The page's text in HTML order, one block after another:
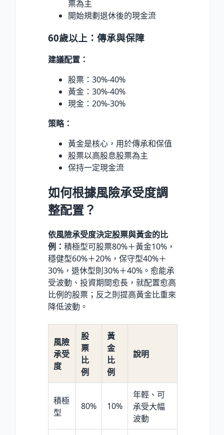
票為主
開始規劃退休後的現金流
60歲以上：傳承與保障
建議配置：
股票：30%-40%
黃金：30%-40%
現金：20%-30%
策略：
黃金是核心，用於傳承和保值
股票以高股息股票為主
保持一定現金流
如何根據風險承受度調
整配置？
依風險承受度決定股票與黃金的比
例： 積極型可股票80%＋黃金10%，
穩健型60%＋20%，保守型40%＋
30%，退休型則30%＋40%。愈能承
受波動、投資期間愈長，就配置愈高
比例的股票；反之則提高黃金比重來
降低波動。
風險
承受
度
股
票
比
例
黃
金
比
例
說明
積極
型
80% 10%
年輕、可
承受大幅
波動